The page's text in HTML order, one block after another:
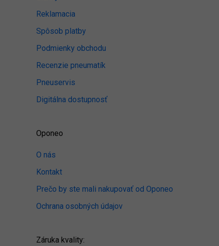
Reklamacia
Spôsob platby
Podmienky obchodu
Recenzie pneumatík
Pneuservis
Digitálna dostupnosť
Oponeo
O nás
Kontakt
Prečo by ste mali nakupovať od Oponeo
Ochrana osobných údajov
Záruka kvality: